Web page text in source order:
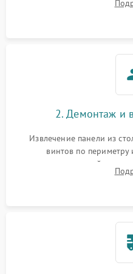
клиента о симптомах (не
2. Демонтаж и
Извлечение панели из
винтов по
стеклокерамической
сенсорного блока для